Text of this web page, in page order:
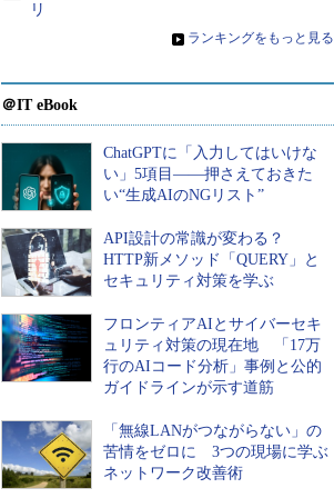
リ
» ランキングをもっと見る
＠IT eBook
ChatGPTに「入力してはいけな
い」5項目――押さえておきた
い“生成AIのNGリスト”
API設計の常識が変わる？
HTTP新メソッド「QUERY」と
セキュリティ対策を学ぶ
フロンティアAIとサイバーセキ
ュリティ対策の現在地 「17万
行のAIコード分析」事例と公的
ガイドラインが示す道筋
「無線LANがつながらない」の
苦情をゼロに 3つの現場に学ぶ
ネットワーク改善術